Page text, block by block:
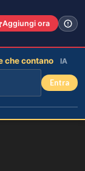
Aggiungi ora
che contano IA
Entra